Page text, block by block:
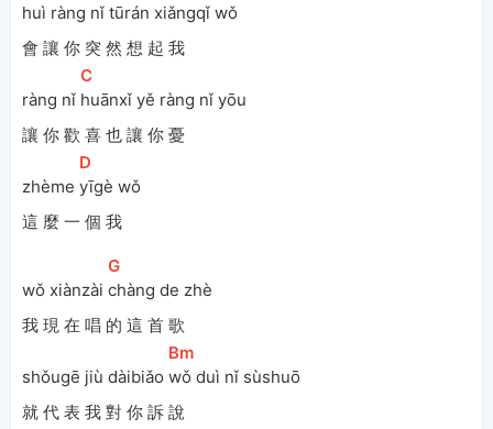
huì ràng nǐ tūrán xiǎngqǐ wǒ
會 讓 你 突 然 想 起 我
ràng nǐ
[
C
huānxǐ yě ràng nǐ yōu
讓 你 歡 喜 也 讓 你 憂
zhème
[D
yīgè wǒ
這 麼 一 個 我
wǒ xiànzài
[
G
chàng de zhè
我 現 在 唱 的 這 首 歌
shǒugē jiù dàibiǎo
[Bm
wǒ duì nǐ sùshuō
就 代 表 我 對 你 訴 說